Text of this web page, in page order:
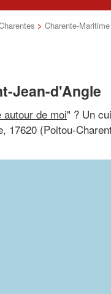
> Charente-Maritime
Jean-d'Angle
de moi" ? Un
17620 (Poitou-